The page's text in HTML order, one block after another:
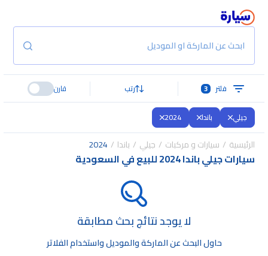
ابحث عن الماركة او الموديل
فلتر 3 رتب قارن
جيلي باندا 2024
الرئيسية سيارات و مركبات جيلي باندا 2024
سيارات جيلي باندا 2024 للبيع في السعودية
لا يوجد نتائج بحث مطابقة
حاول البحث عن الماركة والموديل واستخدام الفلاتر